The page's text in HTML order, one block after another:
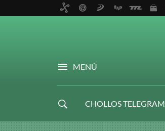
MENÚ
CHOLLOS TELEGRAM